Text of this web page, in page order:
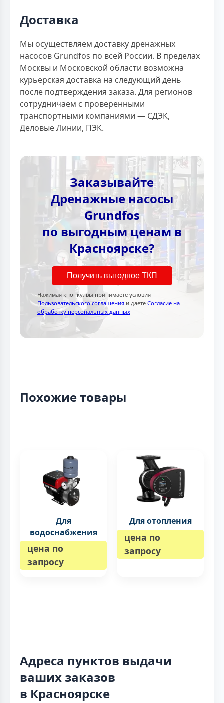
Доставка
Мы осуществляем доставку дренажных
насосов Grundfos по всей России. В пределах
Москвы и Московской области возможна
курьерская доставка на следующий день
после подтверждения заказа. Для регионов
сотрудничаем с проверенными
транспортными компаниями — СДЭК,
Деловые Линии, ПЭК.
Заказывайте
Дренажные насосы
Grundfos
по выгодным ценам в
Красноярске?
Получить выгодное ТКП
Нажимая кнопку, вы принимаете условия
Пользовательского соглашения и даете Согласие на
обработку персональных данных
Похожие товары
Для
водоснабжения
цена по
запросу
Для отопления
цена по
запросу
Адреса пунктов выдачи
ваших заказов
в Красноярске